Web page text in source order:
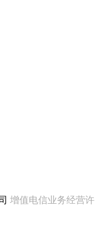
增值电信业务经营许